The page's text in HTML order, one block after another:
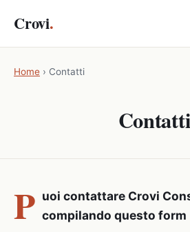
Crovi.
Home › Contatti
Contatti
P uoi contattare Crovi
compilando questo form